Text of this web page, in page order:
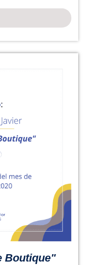
Boutique"